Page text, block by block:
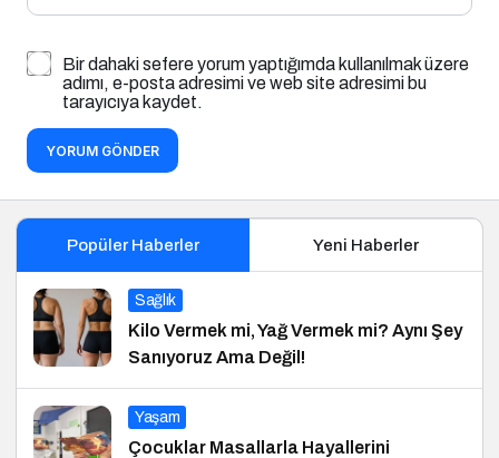
Bir dahaki sefere yorum yaptığımda kullanılmak üzere
adımı, e-posta adresimi ve web site adresimi bu
tarayıcıya kaydet.
YORUM GÖNDER
Popüler Haberler Yeni Haberler
Sağlık
Kilo Vermek mi, Yağ Vermek mi? Aynı Şey
Sanıyoruz Ama Değil!
Yaşam
Çocuklar Masallarla Hayallerini